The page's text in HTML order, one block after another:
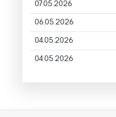
07.05.2026
06.05.2026
04.05.2026
04.05.2026